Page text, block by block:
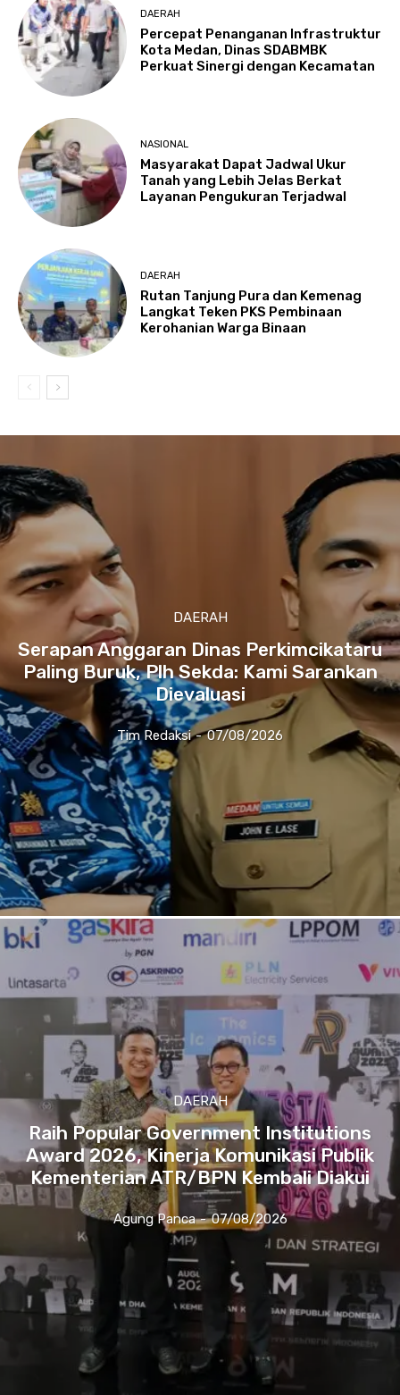
DAERAH
Percepat Penanganan Infrastruktur
Kota Medan, Dinas SDABMBK
Perkuat Sinergi dengan Kecamatan
NASIONAL
Masyarakat Dapat Jadwal Ukur
Tanah yang Lebih Jelas Berkat
Layanan Pengukuran Terjadwal
DAERAH
Rutan Tanjung Pura dan Kemenag
Langkat Teken PKS Pembinaan
Kerohanian Warga Binaan
DAERAH
Serapan Anggaran Dinas Perkimcikataru
Paling Buruk, Plh Sekda: Kami Sarankan
Dievaluasi
Tim Redaksi - 07/08/2026
DAERAH
Raih Popular Government Institutions
Award 2026, Kinerja Komunikasi Publik
Kementerian ATR/BPN Kembali Diakui
Agung Panca - 07/08/2026